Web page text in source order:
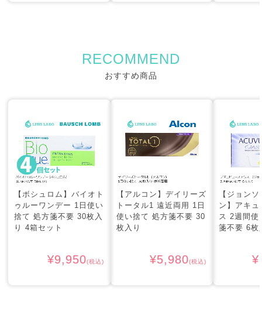
RECOMMEND
おすすめ商品
【ボシュロム】バイオト
ゥルーワンデー 1日使い
捨て 処方箋不要 30枚入
り 4箱セット
¥9,950(税込)
【アルコン】デイリーズ
トータル1 遠近両用 1日
使い捨て 処方箋不要 30
枚入り
¥5,980(税込)
【ジョン
ン】アキ
ス 2週間使
箋不要 6枚